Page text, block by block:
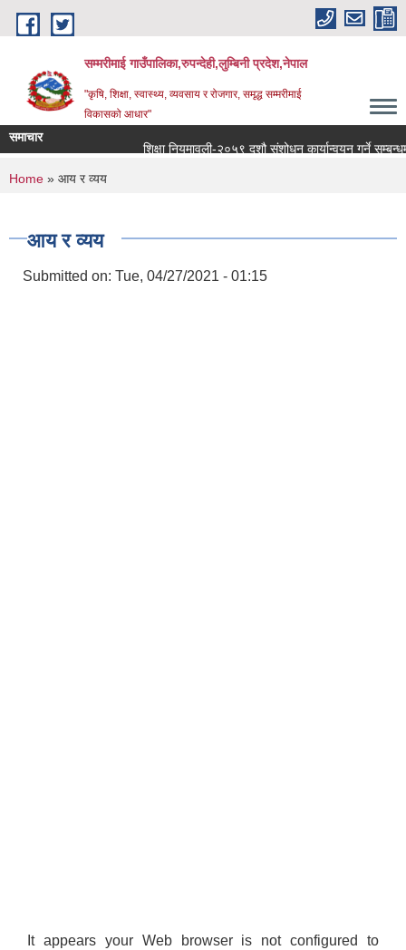
Skip to main content
सम्मरीमाई गाउँपालिका,रुपन्देही,लुम्बिनी प्रदेश,नेपाल
"कृषि, शिक्षा, स्वास्थ्य, व्यवसाय र रोजगार, समृद्ध सम्मरीमाई
विकासको आधार"
समाचार
शिक्षा नियमावली-२०५९ दशौ संशोधन कार्यान्वयन गर्ने सम्बन्धमा
You are here
Home » आय र व्यय
आय र व्यय
Submitted on: Tue, 04/27/2021 - 01:15
It appears your Web browser is not configured to